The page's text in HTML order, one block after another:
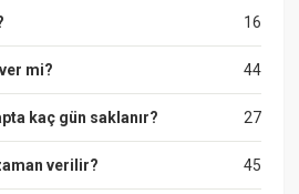
16
44
mi?
27
kaç gün saklanır?
45
verilir?